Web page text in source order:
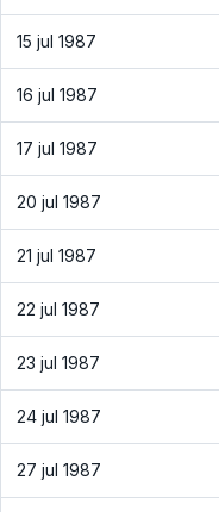
15 jul 1987
16 jul 1987
17 jul 1987
20 jul 1987
21 jul 1987
22 jul 1987
23 jul 1987
24 jul 1987
27 jul 1987